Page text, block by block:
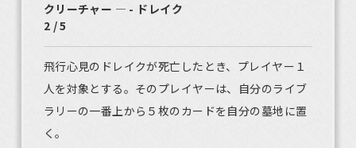
クリーチャー ― - ドレイク
2 / 5
飛行心見のドレイクが死亡したとき、プレイヤー１
人を対象とする。そのプレイヤーは、自分のライブ
ラリーの一番上から５枚のカードを自分の墓地に置
く。